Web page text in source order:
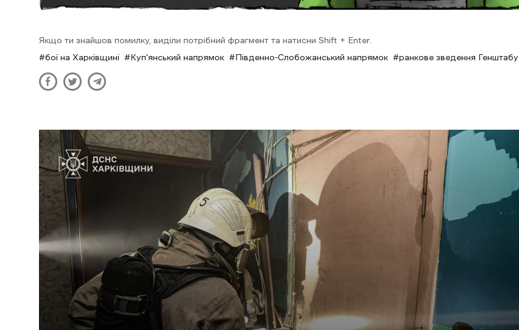
Якщо ти знайшов помилку, виділи потрібний фрагмент та натисни Shift + Enter.
бої на Харківщині
Куп'янський напрямок Південно-Слобожанський напрямок ранкове зведення Генштабу